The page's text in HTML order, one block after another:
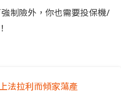
制險外，你也需要投保機/
法拉利而傾家蕩產